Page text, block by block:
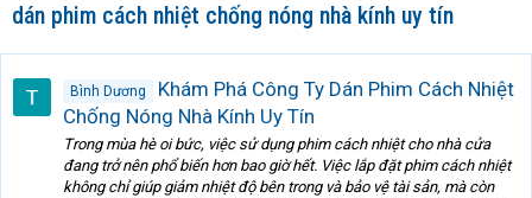
dán phim cách nhiệt chống nóng nhà kính uy tín
Bình Dương
Khám Phá Công Ty Dán Phim Cách Nhiệt
Chống Nóng Nhà Kính Uy Tín
Trong mùa hè oi bức, việc sử dụng phim cách nhiệt cho nhà cửa
đang trở nên phổ biến hơn bao giờ hết. Việc lắp đặt phim cách nhiệt
không chỉ giúp giảm nhiệt độ bên trong và bảo vệ tài sản, mà còn